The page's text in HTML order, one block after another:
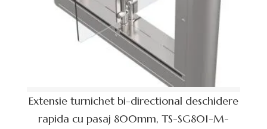
Extensie turnichet bi-directional deschidere
rapida cu pasaj 800mm, TS-SG801-M-